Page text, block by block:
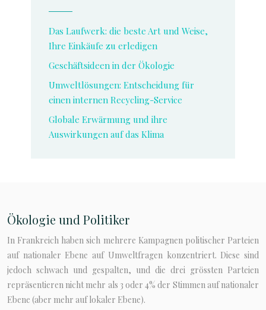
Das Laufwerk: die beste Art und Weise,
Ihre Einkäufe zu erledigen
Geschäftsideen in der Ökologie
Umweltlösungen: Entscheidung für
einen internen Recycling-Service
Globale Erwärmung und ihre
Auswirkungen auf das Klima
Ökologie und Politiker
In Frankreich haben sich mehrere Kampagnen politischer Parteien
auf nationaler Ebene auf Umweltfragen konzentriert. Diese sind
jedoch schwach und gespalten, und die drei grössten Parteien
repräsentieren nicht mehr als 3 oder 4% der Stimmen auf nationaler
Ebene (aber mehr auf lokaler Ebene).